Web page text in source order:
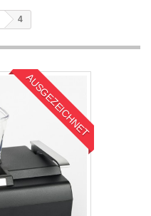
4
AUSGEZEICHNET